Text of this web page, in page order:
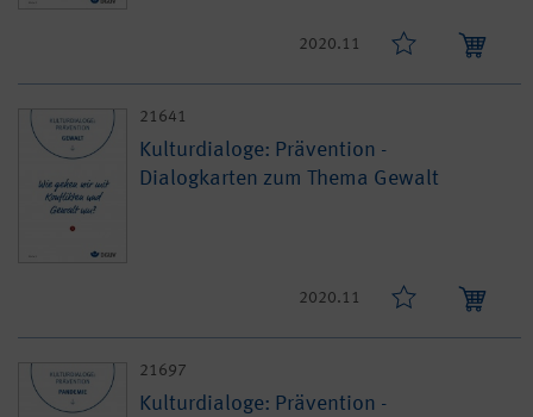
2020.11
21641
Kulturdialoge: Prävention -
Dialogkarten zum Thema Gewalt
2020.11
21697
Kulturdialoge: Prävention -